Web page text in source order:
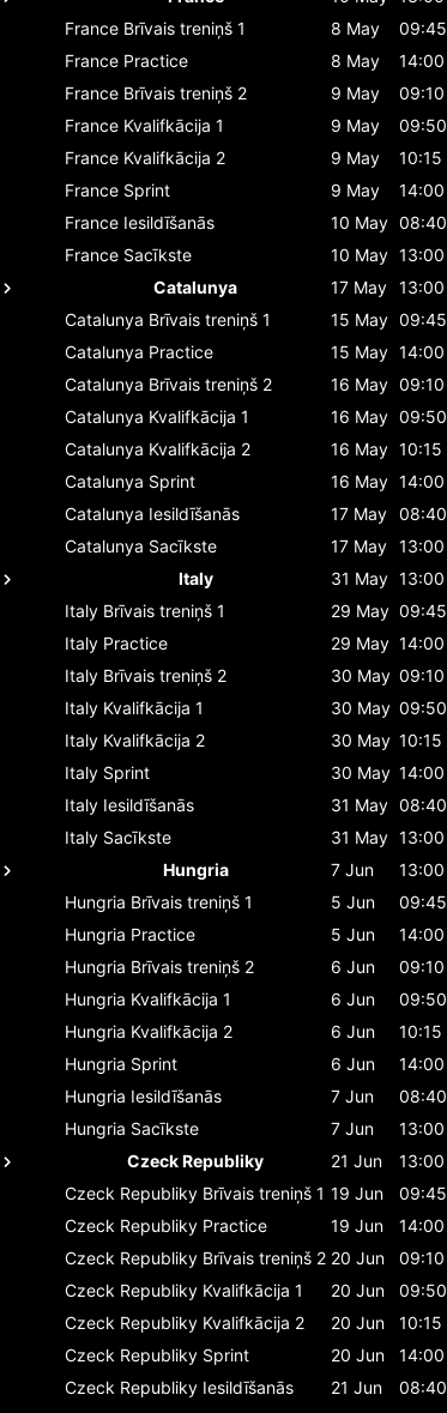
France Brīvais treniņš 1 8 May
09:45
France Practice 8 May
14:00
France Brīvais treniņš 2 9 May
09:10
France Kvalifkācija 1 9 May
09:50
France Kvalifkācija 2 9 May
10:15
France Sprint 9 May
14:00
France Iesildīšanās 10 May 08:40
France Sacīkste 10 May 13:00
Catalunya
17 May 13:00
Catalunya Brīvais treniņš 1 15 May 09:45
Catalunya Practice 15 May 14:00
Catalunya Brīvais treniņš 2 16 May 09:10
Catalunya Kvalifkācija 1 16 May 09:50
Catalunya Kvalifkācija 2 16 May 10:15
Catalunya Sprint 16 May 14:00
Catalunya Iesildīšanās 17 May 08:40
Catalunya Sacīkste 17 May 13:00
Italy
31 May 13:00
Italy Brīvais treniņš 1 29 May 09:45
Italy Practice 29 May 14:00
Italy Brīvais treniņš 2 30 May 09:10
Italy Kvalifkācija 1 30 May 09:50
Italy Kvalifkācija 2 30 May 10:15
Italy Sprint 30 May 14:00
Italy Iesildīšanās 31 May 08:40
Italy Sacīkste 31 May 13:00
Hungria
7 Jun
13:00
Hungria Brīvais treniņš 1 5 Jun
09:45
Hungria Practice 5 Jun
14:00
Hungria Brīvais treniņš 2 6 Jun
09:10
Hungria Kvalifkācija 1 6 Jun
09:50
Hungria Kvalifkācija 2 6 Jun
10:15
Hungria Sprint 6 Jun
14:00
Hungria Iesildīšanās 7 Jun
08:40
Hungria Sacīkste 7 Jun
13:00
Czeck Republiky
21 Jun
13:00
Czeck Republiky Brīvais treniņš 1 19 Jun
09:45
Czeck Republiky Practice 19 Jun
14:00
Czeck Republiky Brīvais treniņš 2 20 Jun
09:10
Czeck Republiky Kvalifkācija 1 20 Jun
09:50
Czeck Republiky Kvalifkācija 2 20 Jun
10:15
Czeck Republiky Sprint 20 Jun
14:00
Czeck Republiky Iesildīšanās 21 Jun
08:40